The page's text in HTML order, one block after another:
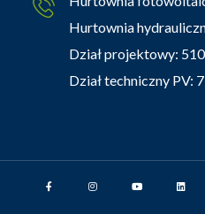
Hurtownia
Dział projektowy:
Dział techniczny PV: